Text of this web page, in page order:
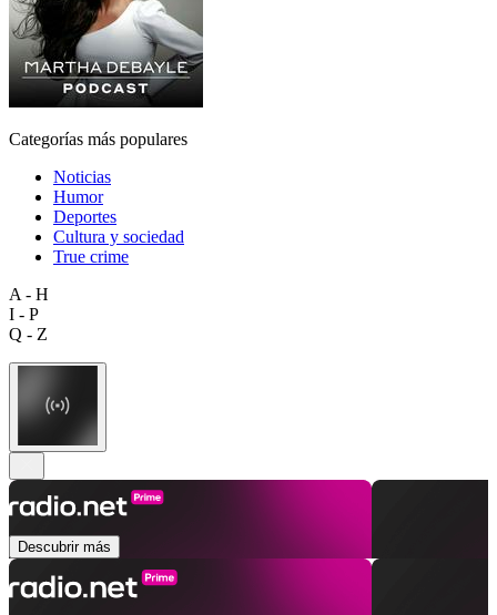
Categorías más populares
Noticias
Humor
Deportes
Cultura y sociedad
True crime
A - H
I - P
Q - Z
Descubrir más